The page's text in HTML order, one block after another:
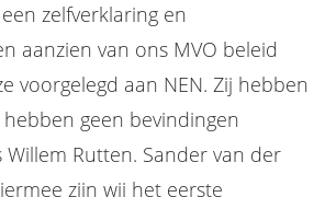
zelfverklaring en
aanzien van ons MVO beleid
voorgelegd aan NEN. Zij hebben
geen bevindingen
Willem Rutten. Sander van der
zijn wij het eerste